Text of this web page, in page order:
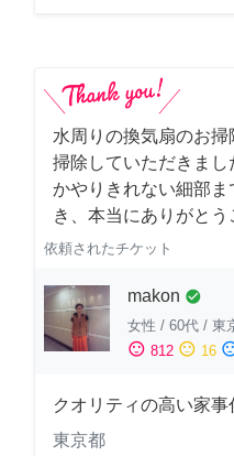
水周りの換気扇のお
掃除していただきま
かやりきれない細部
き、本当にありがとう
依頼されたチケット
makon check_circle
女性 / 60代 / 東
sentiment_satisfied 812 sentiment_neutral 16
クオリティの高い家
東京都